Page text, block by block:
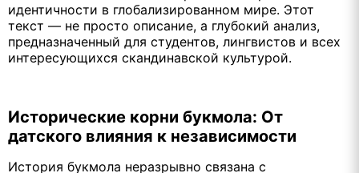
идентичности в глобализированном мире. Этот
текст — не просто описание, а глубокий анализ,
предназначенный для студентов, лингвистов и всех
интересующихся скандинавской культурой.
Исторические корни букмола: От
датского влияния к независимости
История букмола неразрывно связана с